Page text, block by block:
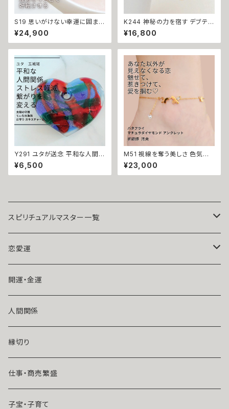
S19 思いがけない幸運に囲まれ
る 運を引き寄せる 一発逆転 開
運 強運 金運 ネガティブエネル
ギーをかき消す 逆転のロンバス
ット サラ セレンディピティ ウィッ
カの３つの魔法 魔術 アクセサリ
ー お守り 金運 財運 くじ運 席運
開運 運気アップ 幸運 召致 潜在
能力 子宝 子授け 幸運期 魔術
魔法 おまじない 白魔法 強力 ア
クセサリー パワーストーン
¥24,900
K244 神秘の力を宿す デブテラ
の魔除け 邪を祓い成功を引き寄
せる 大粒 一粒 パール ネックレ
ス 魔力 魔術 白魔術 開運 強運
お守り デブテラ 魔術師 N.kelly
¥16,800
Y291 ユタが送念 平和な人間関
係 ストレス軽減 繋がりを変える
太陽の守護 てぃだの海珠 お守
り ガラスチャーム 人間関係 悩
タ 占い お守り 人間関係 開運
¥6,500
M51 視線を奪う美しさ 色気で
惑わす「胡蝶石」 木花咲耶姫（こ
のはなさくやひめ）の愛の力で愛
を制す バタフライ 蝶々 マチュラ
愛運】お守り 繁栄 美しさ 縁結
¥23,000
スピリチュアルマスター一覧
魔術師アリエル
悪魔術師べリアル
風水師さくら
魔術師恋雪
魔術師N.Kelly
魔術師Sara Serendipity
恋愛運
片思い
ライバルの居る恋（略奪したい）
年齢差のある恋（年上・年下）
マンネリ気味の恋
遠距離
開運・金運
人間関係
縁切り
仕事・商売繁盛
子宝・子育て